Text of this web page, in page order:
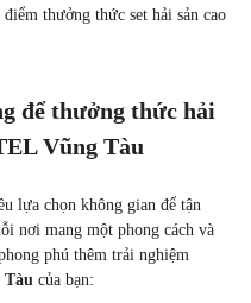
thưởng thức set hải sản cao
để thưởng thức hải
Vũng Tàu
lựa chọn không gian để tận
nơi mang một phong cách và
phú thêm trải nghiệm
Tàu của bạn: